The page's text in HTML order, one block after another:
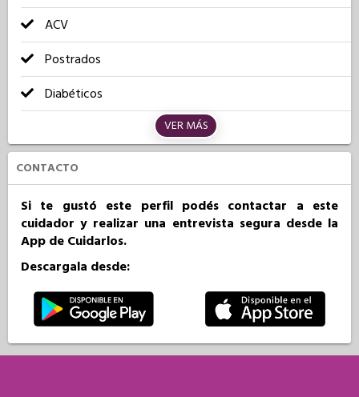
ACV
Postrados
Diabéticos
VER MÁS
CONTACTO
Si te gustó este perfil podés contactar a este
cuidador y realizar una entrevista segura desde la
App de Cuidarlos.
Descargala desde: